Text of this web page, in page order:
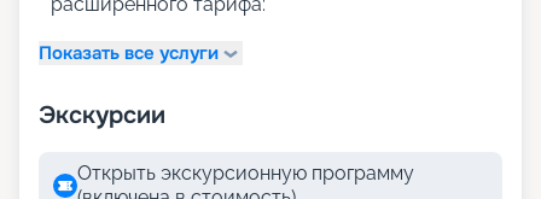
Показать все услуги
Экскурсии
Открыть экскурсионную программу